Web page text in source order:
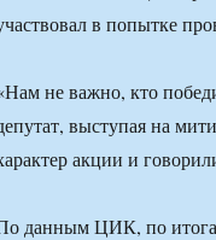
в попытке
не важно, кто
выступая на
акции и
данным ЦИК, по